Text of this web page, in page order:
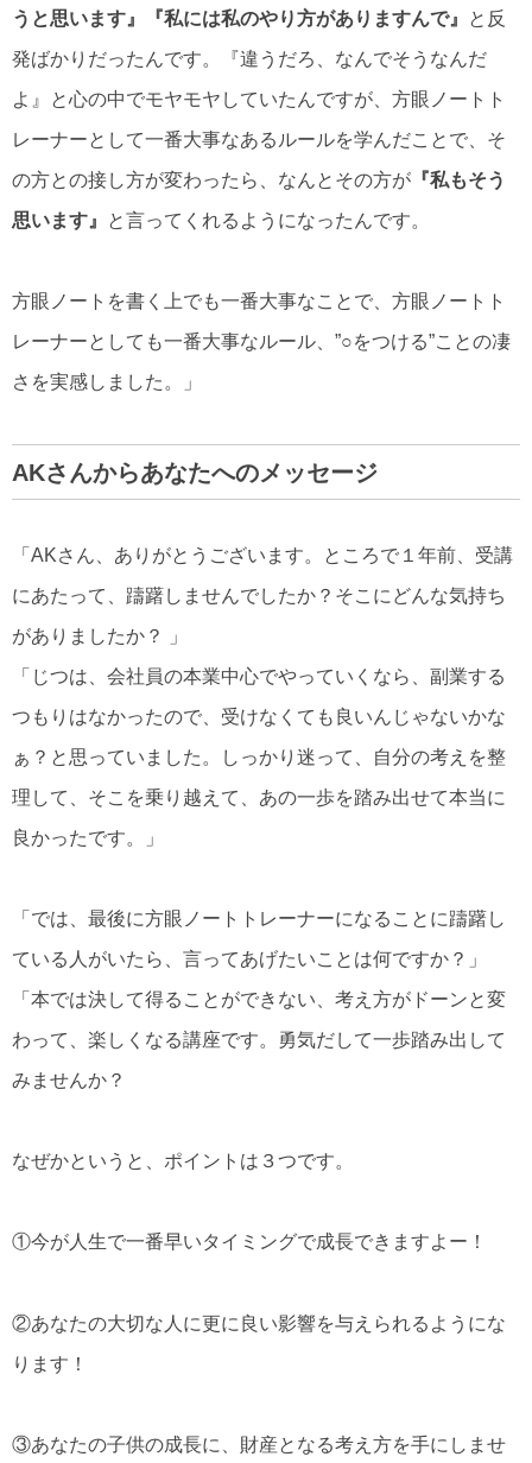
うと思います』『私には私のやり方がありますんで』
と反
発ばかりだったんです。『違うだろ、なんでそうなんだ
よ』と心の中でモヤモヤしていたんですが、方眼ノートト
レーナーとして一番大事なあるルールを学んだことで、そ
の方との接し方が変わったら、なんとその方が 『私もそう
思います』
と言ってくれるようになったんです。
方眼ノートを書く上でも一番大事なことで、方眼ノートト
レーナーとしても一番大事なルール、”○をつける”ことの凄
さを実感しました。」
AKさんからあなたへのメッセージ
「AKさん、ありがとうございます。ところで１年前、受講
にあたって、躊躇しませんでしたか？そこにどんな気持ち
がありましたか？ 」
「じつは、会社員の本業中心でやっていくなら、副業する
つもりはなかったので、受けなくても良いんじゃないかな
ぁ？と思っていました。しっかり迷って、自分の考えを整
理して、そこを乗り越えて、あの一歩を踏み出せて本当に
良かったです。」
「では、最後に方眼ノートトレーナーになることに躊躇し
ている人がいたら、言ってあげたいことは何ですか？」
「本では決して得ることができない、考え方がドーンと変
わって、楽しくなる講座です。勇気だして一歩踏み出して
みませんか？
なぜかというと、ポイントは３つです。
①今が人生で一番早いタイミングで成長できますよー！
②あなたの大切な人に更に良い影響を与えられるようにな
ります！
③あなたの子供の成長に、財産となる考え方を手にしませ